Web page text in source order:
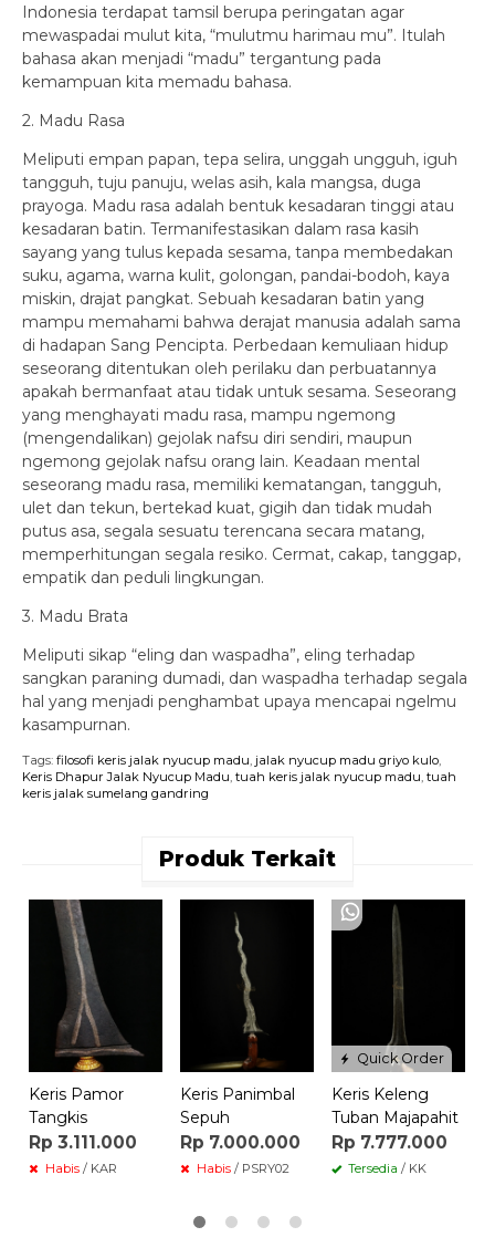
Indonesia terdapat tamsil berupa peringatan agar
mewaspadai mulut kita, “mulutmu harimau mu”. Itulah
bahasa akan menjadi “madu” tergantung pada
kemampuan kita memadu bahasa.
2. Madu Rasa
Meliputi empan papan, tepa selira, unggah ungguh, iguh
tangguh, tuju panuju, welas asih, kala mangsa, duga
prayoga. Madu rasa adalah bentuk kesadaran tinggi atau
kesadaran batin. Termanifestasikan dalam rasa kasih
sayang yang tulus kepada sesama, tanpa membedakan
suku, agama, warna kulit, golongan, pandai-bodoh, kaya
miskin, drajat pangkat. Sebuah kesadaran batin yang
mampu memahami bahwa derajat manusia adalah sama
di hadapan Sang Pencipta. Perbedaan kemuliaan hidup
seseorang ditentukan oleh perilaku dan perbuatannya
apakah bermanfaat atau tidak untuk sesama. Seseorang
yang menghayati madu rasa, mampu ngemong
(mengendalikan) gejolak nafsu diri sendiri, maupun
ngemong gejolak nafsu orang lain. Keadaan mental
seseorang madu rasa, memiliki kematangan, tangguh,
ulet dan tekun, bertekad kuat, gigih dan tidak mudah
putus asa, segala sesuatu terencana secara matang,
memperhitungan segala resiko. Cermat, cakap, tanggap,
empatik dan peduli lingkungan.
3. Madu Brata
Meliputi sikap “eling dan waspadha”, eling terhadap
sangkan paraning dumadi, dan waspadha terhadap segala
hal yang menjadi penghambat upaya mencapai ngelmu
kasampurnan.
Tags: filosofi keris jalak nyucup madu jalak nyucup madu griyo kulo
Keris Dhapur Jalak Nyucup Madu tuah keris jalak nyucup madu tuah
keris jalak sumelang gandring
Produk Terkait
Keris Pamor
Tangkis
Rp 3.111.000
Habis / KAR
Keris Panimbal
Sepuh
Rp 7.000.000
Habis / PSRY02
Quick Order
Keris Keleng
Tuban Majapahit
Rp 7.777.000
Tersedia / KK